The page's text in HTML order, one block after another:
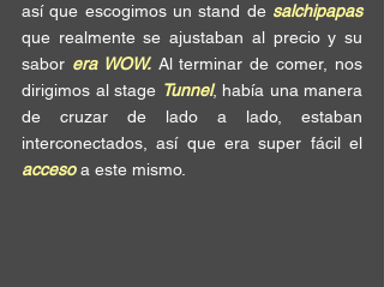
así que escogimos un stand de salchipapas
que realmente se ajustaban al precio y su
sabor era WOW. Al terminar de comer, nos
dirigimos al stage Tunnel, había una manera
de cruzar de lado a lado, estaban
acceso a este mismo.